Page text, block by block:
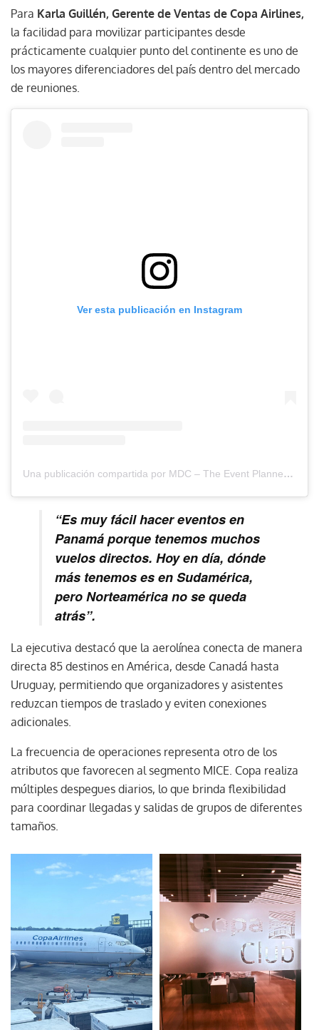
Para Karla Guillén, Gerente de Ventas de Copa Airlines,
la facilidad para movilizar participantes desde
prácticamente cualquier punto del continente es uno de
los mayores diferenciadores del país dentro del mercado
de reuniones.
Ver esta publicación en Instagram
Una publicación compartida por MDC – The Event Planners Magazine (@mdc_magazine)
“Es muy fácil hacer eventos en
Panamá porque tenemos muchos
vuelos directos. Hoy en día, dónde
más tenemos es en Sudamérica,
pero Norteamérica no se queda
atrás”.
La ejecutiva destacó que la aerolínea conecta de manera
directa 85 destinos en América, desde Canadá hasta
Uruguay, permitiendo que organizadores y asistentes
reduzcan tiempos de traslado y eviten conexiones
adicionales.
La frecuencia de operaciones representa otro de los
atributos que favorecen al segmento MICE. Copa realiza
múltiples despegues diarios, lo que brinda flexibilidad
para coordinar llegadas y salidas de grupos de diferentes
tamaños.